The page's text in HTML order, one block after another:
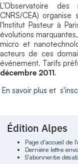
L’Observatoire
CNRS/CEA)
l'Institut Pasteur à
évolutions
micro et
acteurs de ces
événement. Tarifs
décembre 2011.
En savoir plus et
Édition Alpes
Page d'accueil de
Dernière lettre
S'abonner/se